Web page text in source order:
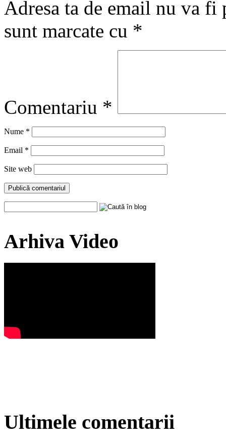
Adresa ta de email nu va fi
sunt marcate cu *
Comentariu *
Nume *
Email *
Site web
Arhiva Video
Ultimele comentarii